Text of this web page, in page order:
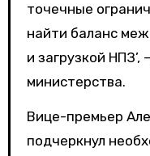
точечные
найти баланс
и загрузкой НПЗ’,
министерства.
Вице-премьер
подчеркнул